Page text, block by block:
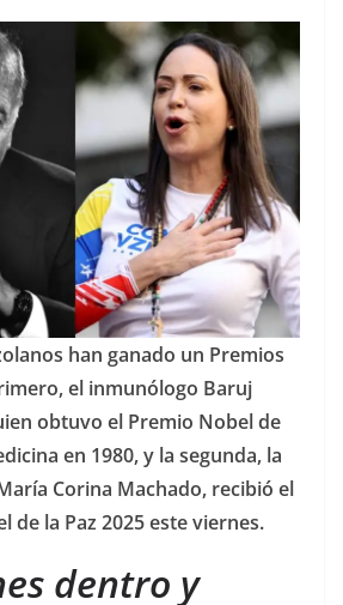
han ganado un Premios
el inmunólogo Baruj
obtuvo el Premio Nobel de
en 1980, y la segunda, la
Corina Machado, recibió el
de la Paz 2025 este viernes.
dentro y